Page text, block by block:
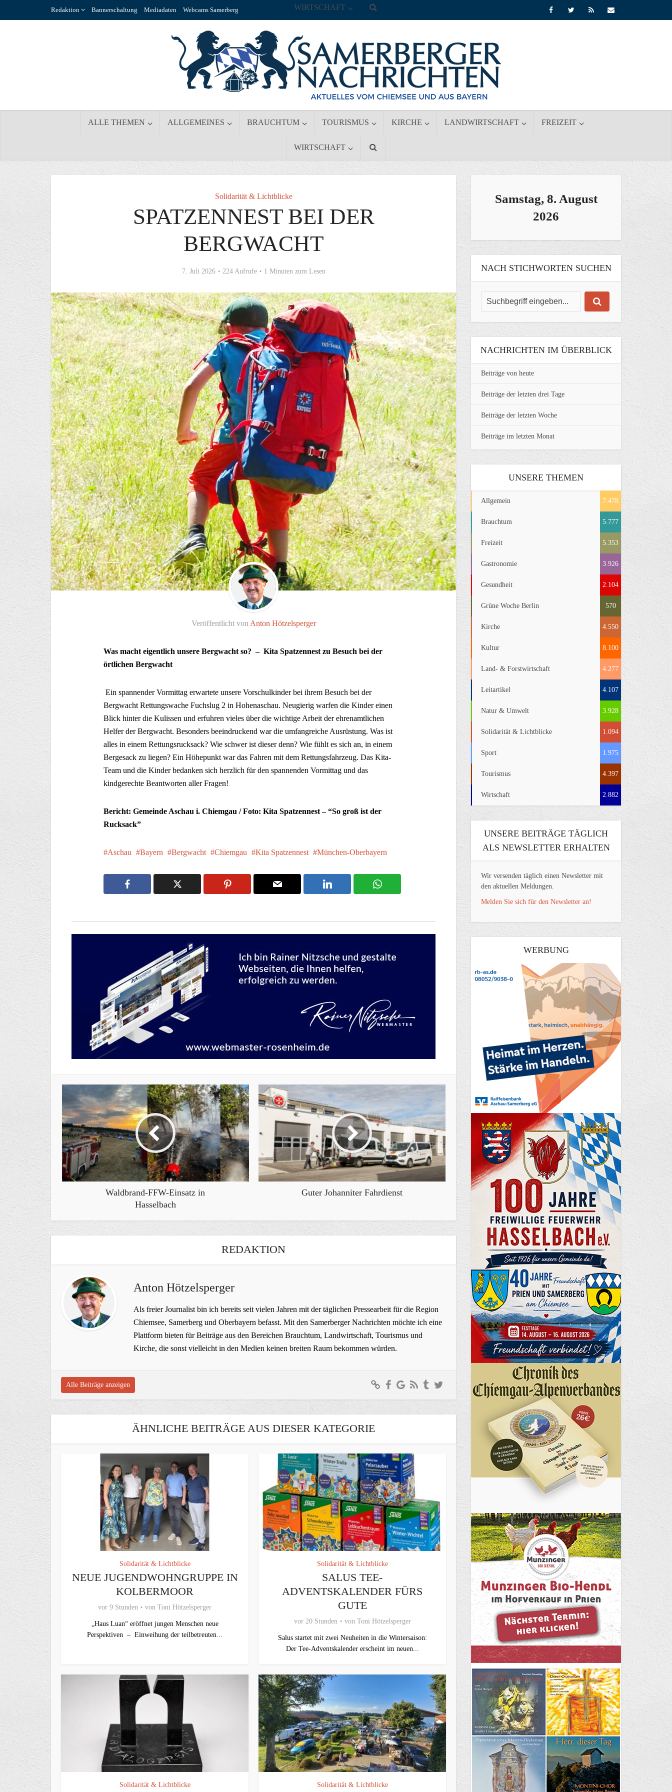
Redaktion Bannerschaltung Mediadaten Webcams Samerberg
ALLE THEMEN ALLGEMEINES BRAUCHTUM TOURISMUS KIRCHE LANDWIRTSCHAFT FREIZEIT
WIRTSCHAFT
WIRTSCHAFT
Solidarität & Lichtblicke
SPATZENNEST BEI DER
BERGWACHT
7. Juli 2026 224 Aufrufe 1 Minuten zum Lesen
Veröffentlicht von Anton Hötzelsperger
Was macht eigentlich unsere Bergwacht so? – Kita Spatzennest zu Besuch bei der
örtlichen Bergwacht
Ein spannender Vormittag erwartete unsere Vorschulkinder bei ihrem Besuch bei der
Bergwacht Rettungswache Fuchslug 2 in Hohenaschau. Neugierig warfen die Kinder einen
Blick hinter die Kulissen und erfuhren vieles über die wichtige Arbeit der ehrenamtlichen
Helfer der Bergwacht. Besonders beeindruckend war die umfangreiche Ausrüstung. Was ist
alles in einem Rettungsrucksack? Wie schwer ist dieser denn? Wie fühlt es sich an, in einem
Bergesack zu liegen? Ein Höhepunkt war das Fahren mit dem Rettungsfahrzeug. Das Kita-
Team und die Kinder bedanken sich herzlich für den spannenden Vormittag und das
kindgerechte Beantworten aller Fragen!
Bericht: Gemeinde Aschau i. Chiemgau / Foto: Kita Spatzennest – “So groß ist der
Rucksack”
Aschau Bayern Bergwacht Chiemgau Kita Spatzennest München-Oberbayern
Waldbrand-FFW-Einsatz in
Hasselbach
Guter Johanniter Fahrdienst
REDAKTION
Anton Hötzelsperger
Als freier Journalist bin ich bereits seit vielen Jahren mit der täglichen Pressearbeit für die Region
Chiemsee, Samerberg und Oberbayern befasst. Mit den Samerberger Nachrichten möchte ich eine
Plattform bieten für Beiträge aus den Bereichen Brauchtum, Landwirtschaft, Tourismus und
Kirche, die sonst vielleicht in den Medien keinen breiten Raum bekommen würden.
Alle Beiträge anzeigen
ÄHNLICHE BEITRÄGE AUS DIESER KATEGORIE
Solidarität & Lichtblicke
NEUE JUGENDWOHNGRUPPE IN
KOLBERMOOR
vor 9 Stunden von Toni Hötzelsperger
„Haus Luan“ eröffnet jungen Menschen neue
Perspektiven – Einweihung der teilbetreuten...
Solidarität & Lichtblicke
SALUS TEE-
ADVENTSKALENDER FÜRS
GUTE
vor 20 Stunden von Toni Hötzelsperger
Salus startet mit zwei Neuheiten in die Wintersaison:
Der Tee-Adventskalender erscheint im neuen...
Solidarität & Lichtblicke Solidarität & Lichtblicke
Samstag, 8. August
2026
NACH STICHWORTEN SUCHEN
NACHRICHTEN IM ÜBERBLICK
Beiträge von heute
Beiträge der letzten drei Tage
Beiträge der letzten Woche
Beiträge im letzten Monat
UNSERE THEMEN
Allgemein 7.478
Brauchtum 5.777
Freizeit 5.353
Gastronomie 3.926
Gesundheit 2.104
Grüne Woche Berlin 570
Kirche 4.550
Kultur 8.100
Land- & Forstwirtschaft 4.277
Leitartikel 4.107
Natur & Umwelt 3.928
Solidarität & Lichtblicke 1.094
Sport 1.975
Tourismus 4.397
Wirtschaft 2.882
UNSERE BEITRÄGE TÄGLICH
ALS NEWSLETTER ERHALTEN
Wir versenden täglich einen Newsletter mit
den aktuellen Meldungen.
Melden Sie sich für den Newsletter an!
WERBUNG